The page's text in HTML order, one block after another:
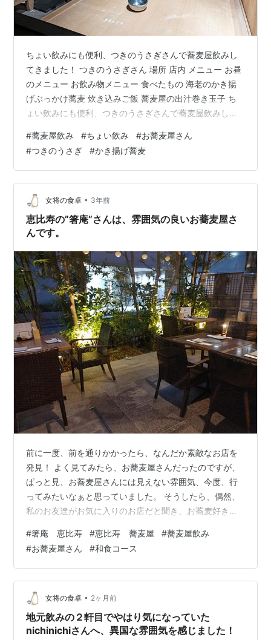
ちょい飲みにも便利、つきのうさぎさんで蕎麦屋飲みし
てきました！ つきのうさぎさん 場所 店内 メニュー お昼
のメニュー お飲み物メニュー 食べたもの 海老のかき揚
げぶっかけ蕎麦 炊き込みご飯 蕎麦屋の出汁巻き玉子 ち
ょい飲みにも便利、つきのうさぎさんで蕎麦屋飲みして
場所 恵比寿駅からすぐ、バス通り沿いにあります。 外に
メニューが置いてあって、ランチじゃなくていいかなぁ
と思い、入ってみました。 店内 これは、２階のお席で、
今回は、１階のお席でしたが、２人掛けのテーブルや４
人掛けのテーブルがありました。 メニュー お昼のメニ…
#蕎麦屋飲み #ちょい飲み #お蕎麦屋さん
#つきのうさぎ #かき揚げ蕎麦
女将の食卓 • 3年前
恵比寿の”箸庵”さんは、雰囲気の良いお蕎麦屋さ
んです。
前に一度、前を通りかかったら、なんだか素敵なお店を
発見！ よく見てみたら、お蕎麦屋さんだったのですが、
ぱっと見、お蕎麦屋さんには見えない雰囲気、今度、行
ってみたいなぁと思っていました。 そうしたら、偶然、
私のお友達がお気に入りのお店だと聞き、お蕎麦好きの
庵”さんは、雰囲気の良いお蕎麦屋さんです。 箸庵さん
店内 梅コース 前菜盛合せ お飲み物 揚げ出し豆腐 炙り煮
穴子 鴨ロースの焼き 海老と季節野菜の天ぷら できたて
蕎麦 場所 恵比寿の”箸庵”さんは、雰囲気の良いお蕎麦屋
さんです。 箸庵さん ebisu-hashian.gorp.jp 上の写…
#箸庵 恵比寿 #恵比寿 蕎麦屋 #蕎麦屋飲み
#お蕎麦屋さん #和食コース
女将の食卓 • 2ヶ月前
地元飲みの２軒目でやはり気になっていた
nichinichiさんへ、異国な雰囲気を感じました！